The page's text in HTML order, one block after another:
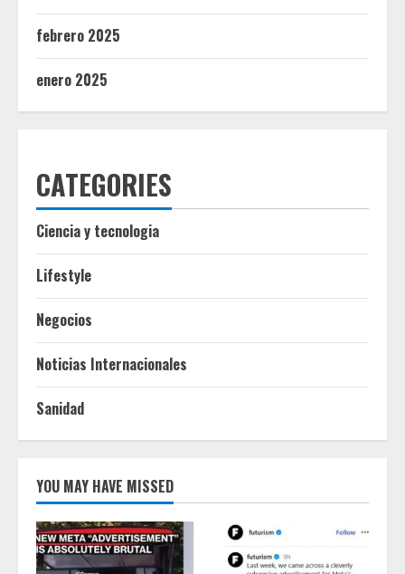
febrero 2025
enero 2025
CATEGORIES
Ciencia y tecnologia
Lifestyle
Negocios
Noticias Internacionales
Sanidad
YOU MAY HAVE MISSED